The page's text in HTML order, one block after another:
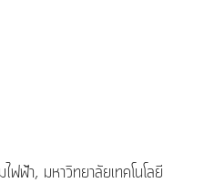
ฟ้า, มหาวิทยาลัยเทคโนโลยี